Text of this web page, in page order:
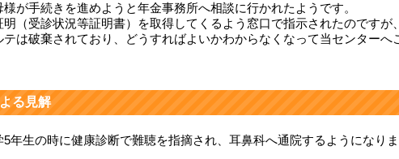
が手続きを進めようと年金事務所へ相談に行かれたようです。
明（受診状況等証明書）を取得してくるよう窓口で指示されたのですが
テは破棄されており、どうすればよいかわからなくなって当センターへ
る見解
5年生の時に健康診断で難聴を指摘され、耳鼻科へ通院するようになりま